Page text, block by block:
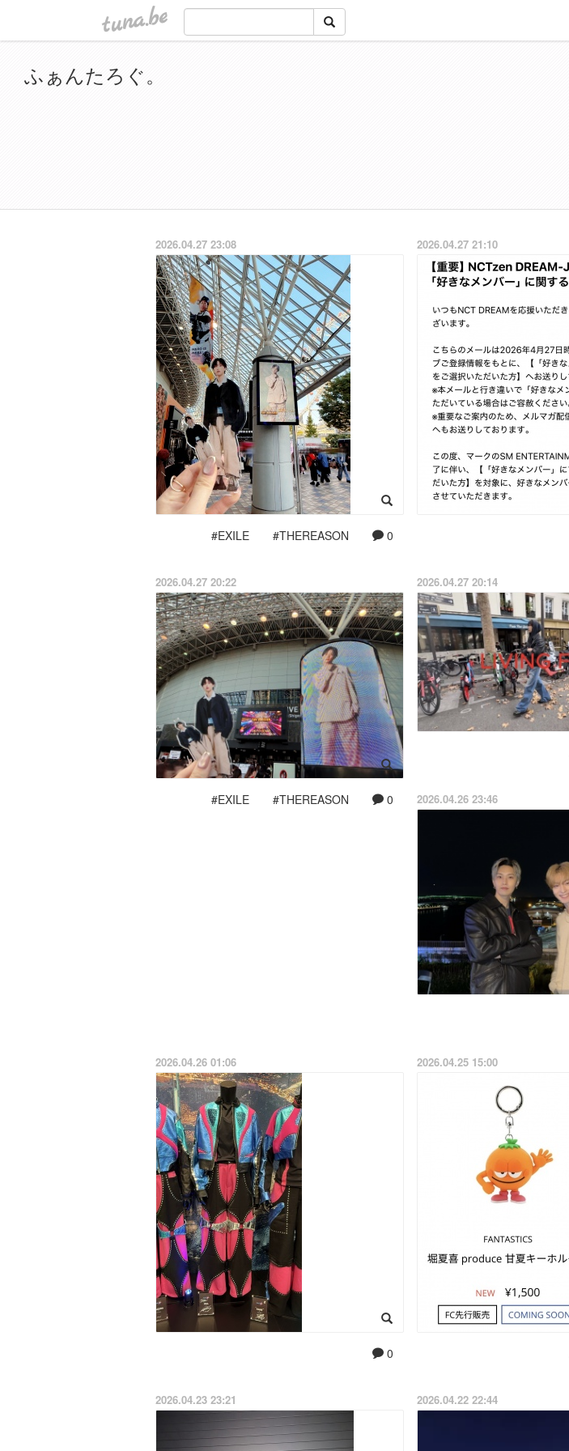
tuna.be
ふぁんたろぐ。
2026.04.27 23:08
#EXILE #THEREASON 0
2026.04.27 21:10
2026.04.27 20:22
#EXILE #THEREASON 0
2026.04.27 20:14
2026.04.26 23:46
2026.04.26 01:06
0
2026.04.25 15:00
2026.04.23 23:21 2026.04.22 22:44